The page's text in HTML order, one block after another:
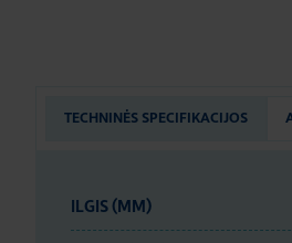
TECHNINĖS SPECIFIKACIJOS
ILGIS (MM)